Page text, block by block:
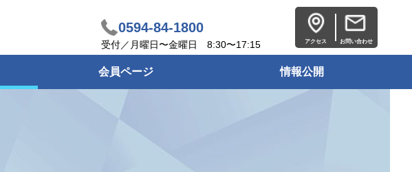
0594-84-1800
受付／月曜日〜金曜日 8:30〜17:15 アクセス お問い合わせ
会員ページ 情報公開